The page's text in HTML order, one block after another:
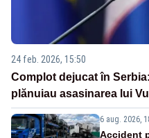
24 feb. 2026, 15:50
Complot dejucat în
plănuiau asasinarea lui
6 aug. 2026,
Accident